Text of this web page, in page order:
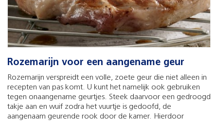
Rozemarijn voor een aangename geur
Rozemarijn verspreidt een volle, zoete geur die niet alleen in
recepten van pas komt. U kunt het namelijk ook gebruiken
tegen onaangename geurtjes. Steek daarvoor een gedroogd
takje aan en wuif zodra het vuurtje is gedoofd, de
aangenaam geurende rook door de kamer. Hierdoor